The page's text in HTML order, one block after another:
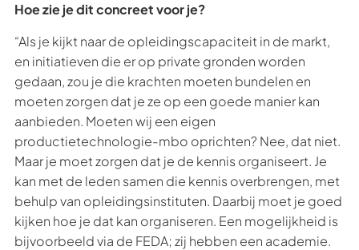
Hoe zie je dit concreet voor je?
“Als je kijkt naar de opleidingscapaciteit in de markt,
en initiatieven die er op private gronden worden
gedaan, zou je die krachten moeten bundelen en
moeten zorgen dat je ze op een goede manier kan
aanbieden. Moeten wij een eigen
productietechnologie-mbo oprichten? Nee, dat niet.
Maar je moet zorgen dat je de kennis organiseert. Je
kan met de leden samen die kennis overbrengen, met
behulp van opleidingsinstituten. Daarbij moet je goed
kijken hoe je dat kan organiseren. Een mogelijkheid is
bijvoorbeeld via de FEDA; zij hebben een academie.